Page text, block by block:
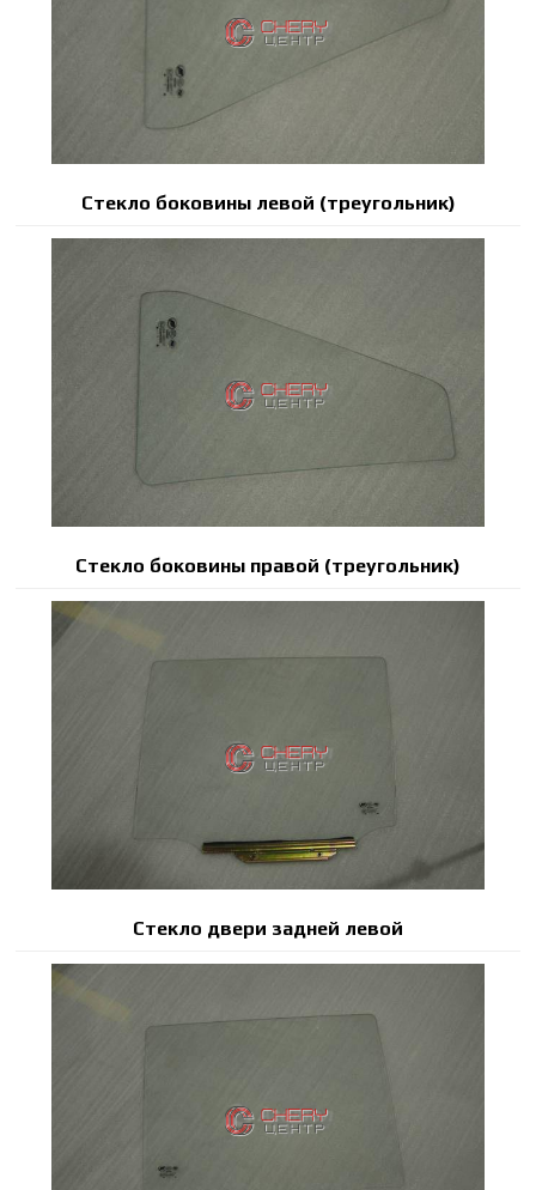
Стекло боковины левой (треугольник)
Стекло боковины правой (треугольник)
Стекло двери задней левой